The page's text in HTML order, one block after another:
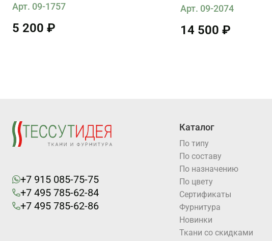
Арт. 09-1757
5 200 ₽
Арт. 09-2074
14 500 ₽
+7 915 085-75-75
+7 495 785-62-84
+7 495 785-62-86
Каталог
По типу
По составу
По назначению
По цвету
Cертификаты
Фурнитура
Новинки
Ткани со скидками